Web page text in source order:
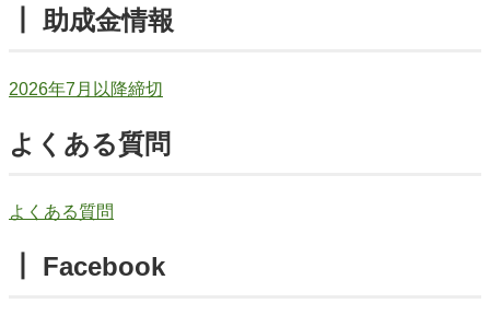
┃ 助成金情報
2026年7月以降締切
よくある質問
よくある質問
┃ Facebook